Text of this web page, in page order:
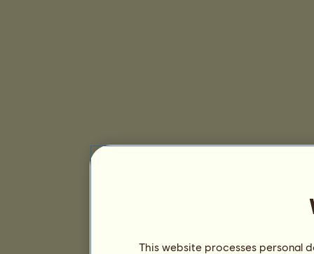
This website processes personal